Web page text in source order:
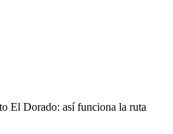
El Dorado: así funciona la ruta